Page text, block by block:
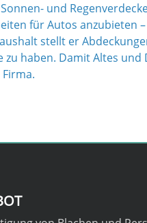
und
für Autos anzubieten
stellt er
haben. Damit Altes und